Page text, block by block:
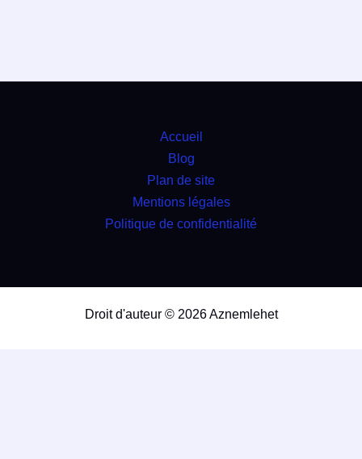
Accueil
Blog
Plan de site
Mentions légales
Politique de confidentialité
Droit d'auteur © 2026 Aznemlehet